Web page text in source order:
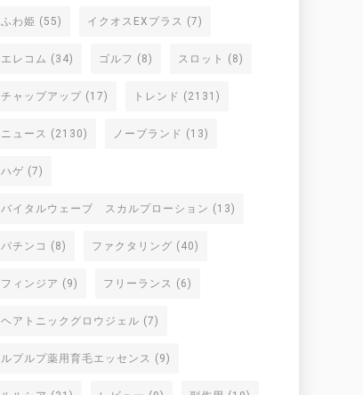
ふわ姫 (55) イクオスEXプラス (7)
エレコム (34) ゴルフ (8) スロット (8)
チャップアップ (17) トレンド (2131)
ニュース (2130) ノーブランド (13)
ハゲ (7)
バイタルウェーブ スカルプローション (13)
パチンコ (8) ファクタリング (40)
フィンジア (9) フリーランス (6)
ヘアトニックグロウジェル (7)
ルプルプ薬用育毛エッセンス (9)